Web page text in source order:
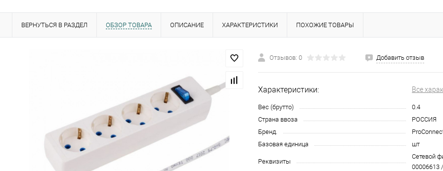
ВЕРНУТЬСЯ В РАЗДЕЛ ОБЗОР ТОВАРА ОПИСАНИЕ ХАРАКТЕРИСТИКИ ПОХОЖИЕ ТОВАРЫ
Отзывов: 0 Добавить отзыв
Характеристики: Все
Вес (брутто)
0.4
Страна ввоза
РОССИЯ
Бренд.
Базовая единица
шт
Реквизиты
Сетевой
00006613